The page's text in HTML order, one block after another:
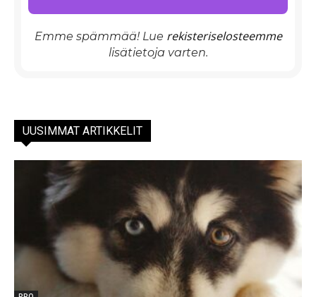
Emme spämmää! Lue rekisteriselosteemme
lisätietoja varten.
UUSIMMAT ARTIKKELIT